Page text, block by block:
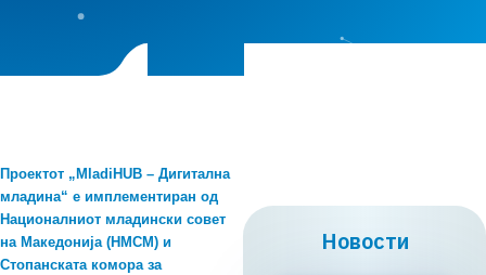
Проектот „ MladiHUB – Дигитална
младина“ е имплементиран од
Националниот младински совет
на Македонија (НМСМ) и
Стопанската комора за
Новости